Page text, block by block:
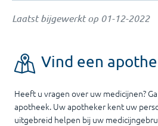
Laatst bijgewerkt op 01-12-2022
Vind een
Heeft u vragen over uw medicijnen?
apotheek. Uw apotheker kent uw
uitgebreid helpen bij uw